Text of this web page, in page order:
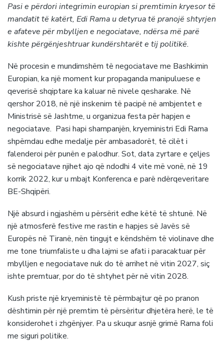
Pasi e përdori integrimin europian si premtimin kryesor të
mandatit të katërt, Edi Rama u detyrua të pranojë shtyrjen
e afateve për mbylljen e negociatave, ndërsa më parë
kishte përgënjeshtruar kundërshtarët e tij politikë.
Në procesin e mundimshëm të negociatave me Bashkimin
Europian, ka një moment kur propaganda manipuluese e
qeverisë shqiptare ka kaluar në nivele qesharake. Në
qershor 2018, në një inskenim të pacipë në ambjentet e
Ministrisë së Jashtme, u organizua festa për hapjen e
negociatave. Pasi hapi shampanjën, kryeministri Edi Rama
shpërndau edhe medalje për ambasadorët, të cilët i
falenderoi për punën e palodhur. Sot, data zyrtare e çeljes
së negociatave njihet ajo që ndodhi 4 vite më vonë, në 19
korrik 2022, kur u mbajt Konferenca e parë ndërqeveritare
BE-Shqipëri.
Një absurd i ngjashëm u përsërit edhe këtë të shtunë. Në
një atmosferë festive me rastin e hapjes së Javës së
Europës në Tiranë, nën tingujt e këndshëm të violinave dhe
me tone triumfaliste u dha lajmi se afati i paracaktuar për
mbylljen e negociatave nuk do të arrihet në vitin 2027, siç
ishte premtuar, por do të shtyhet për në vitin 2028.
Kush priste një kryeministë të përmbajtur që po pranon
dështimin për një premtim të përsëritur dhjetëra herë, le të
konsiderohet i zhgënjyer. Pa u skuqur asnjë grimë Rama foli
me siguri politike.